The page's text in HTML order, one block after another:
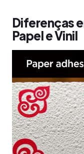
Diferenças
Papel e Vinil